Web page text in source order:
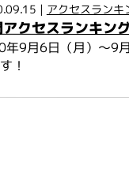
| アクセスランキ
アクセスランキ
年9月6日（月）～9
！